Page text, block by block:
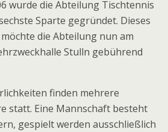
wurde die Abteilung Tischtennis
Sparte gegründet. Dieses
die Abteilung nun am
Stulln gebührend
finden mehrere
statt. Eine Mannschaft besteht
gespielt werden ausschließlich